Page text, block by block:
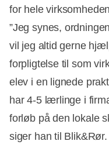
for hele
”Jeg synes,
vil jeg altid gerne
forpligtelse til som
elev i en lignede
har 4-5 lærlinge i
forløb på den lokale
siger han til Blik&Rør.